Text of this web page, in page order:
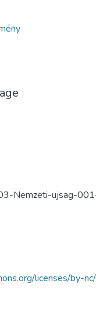
Nemzeti-ujsag-
licenses/by-